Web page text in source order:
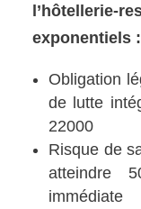
l’hôtellerie-
exponentiels :
Obligation
de lutte
22000
Risque de
atteindre
immédiate